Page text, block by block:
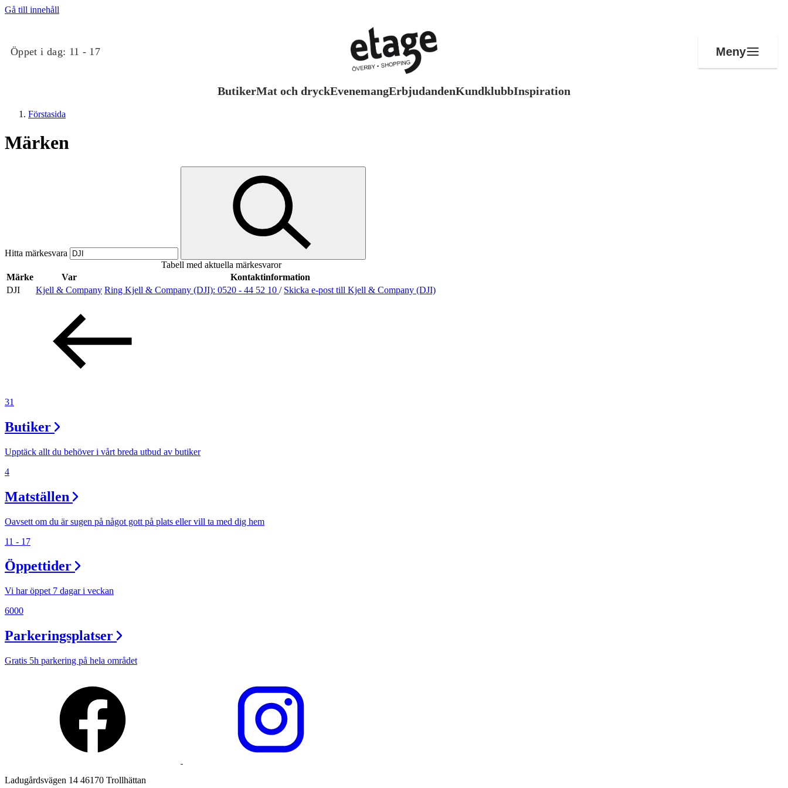
Gå till innehåll
Öppet i dag: 11 - 17 Meny
ButikerMat och dryckEvenemangErbjudandenKundklubbInspiration
Mat och dryck
Evenemang
Erbjudanden
Kundklubb
Sök
Öppettider
Praktisk information
Magasin
Presentkort
Förstasida
Märken
Hitta märkesvara
Tabell med aktuella märkesvaror
Märke
Var
Kontaktinformation
DJI
Kjell & Company Ring Kjell & Company (DJI): 0520 - 44 52 10 / Skicka e-post till Kjell & Company (DJI)
31
Butiker
Upptäck allt du behöver i vårt breda utbud av butiker
4
Matställen
Oavsett om du är sugen på något gott på plats eller vill ta med dig hem
11 - 17
Öppettider
Vi har öppet 7 dagar i veckan
6000
Parkeringsplatser
Gratis 5h parkering på hela området
Ladugårdsvägen 14 46170 Trollhättan